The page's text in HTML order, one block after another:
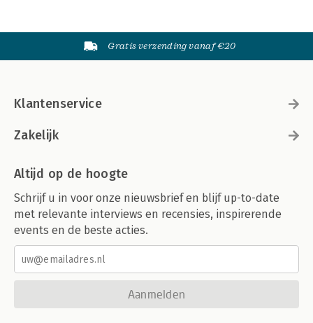
Gratis verzending vanaf €20
Klantenservice
Zakelijk
Altijd op de hoogte
Schrijf u in voor onze nieuwsbrief en blijf up-to-date
met relevante interviews en recensies, inspirerende
events en de beste acties.
Aanmelden